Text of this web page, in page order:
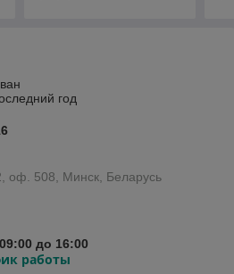
год
оф. 508, Минск, Беларусь
до 16:00
работы